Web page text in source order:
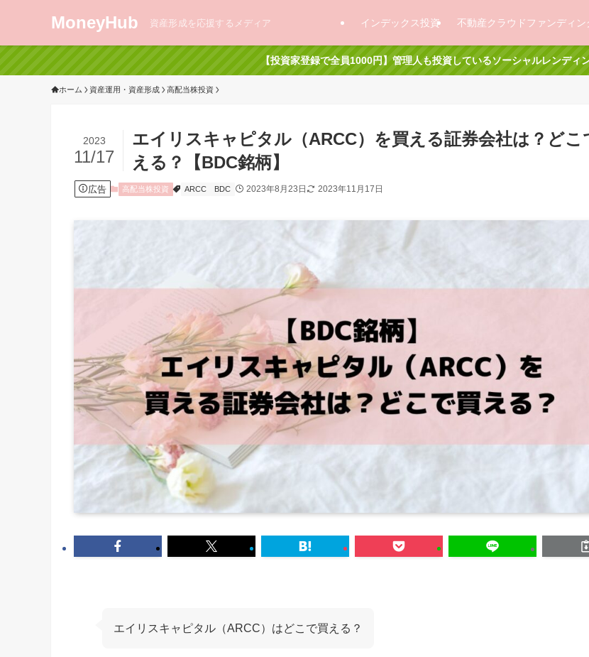
MoneyHub 資産形成を応援するメディア インデックス投資 不動産クラウドファンディン
【投資家登録で全員1000円】管理人も投資しているソーシャルレンディ
ホーム 資産運用・資産形成 高配当株投資
エイリスキャピタル（ARCC）を買える証券会社は？どこ
える？【BDC銘柄】
2023
11/17
広告 高配当株投資 ARCC BDC 2023年8月23日 2023年11月17日
エイリスキャピタル（ARCC）はどこで買える？